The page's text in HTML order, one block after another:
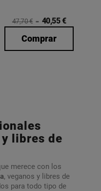
47,70 € 40,55 €
Comprar
libres de
merece con los
, veganos y libres de
para todo tipo de